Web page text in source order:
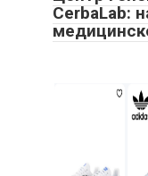
CerbaLab: